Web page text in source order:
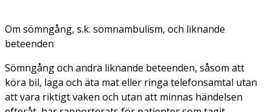
Om sömngång, s.k. somnambulism, och liknande
beteenden
Sömngång och andra liknande beteenden, såsom att
köra bil, laga och äta mat eller ringa telefonsamtal utan
att vara riktigt vaken och utan att minnas händelsen